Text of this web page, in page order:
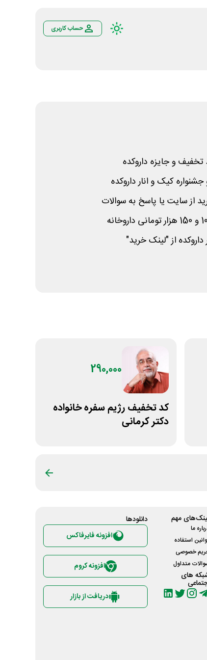
حساب کاربری
کیک و انار داروکده
از سایت یا پاسخ به سوالات
از "لینک خرید"
290,000
کد تخفیف رژیم سفره خانواده
دکتر کرمانی
مهم
ما
استفاده
خصوصی
متداول
های
دانلود‌ها
افزونه فایرفاکس
افزونه کروم
دریافت از بازار